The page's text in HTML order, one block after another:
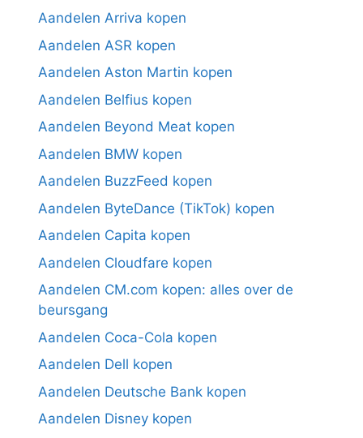
Aandelen Arriva kopen
Aandelen ASR kopen
Aandelen Aston Martin kopen
Aandelen Belfius kopen
Aandelen Beyond Meat kopen
Aandelen BMW kopen
Aandelen BuzzFeed kopen
Aandelen ByteDance (TikTok) kopen
Aandelen Capita kopen
Aandelen Cloudfare kopen
Aandelen CM.com kopen: alles over de
beursgang
Aandelen Coca-Cola kopen
Aandelen Dell kopen
Aandelen Deutsche Bank kopen
Aandelen Disney kopen